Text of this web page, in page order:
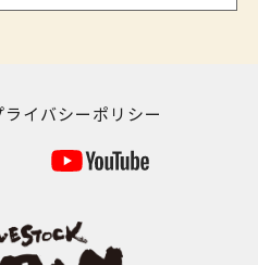
ライバシーポリシー